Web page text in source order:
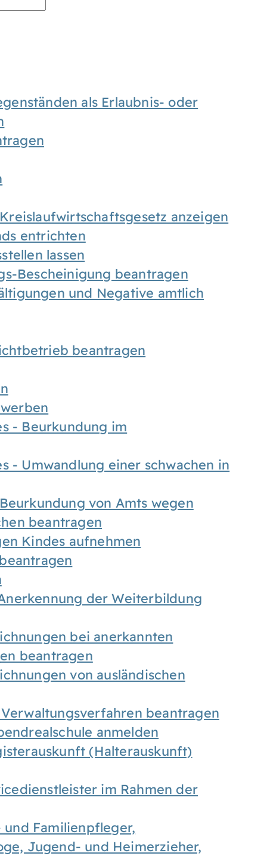
als Erlaubnis- oder
anzeigen
entrichten
lassen
Bescheinigung beantragen
und Negative amtlich
beantragen
- Beurkundung im
- Umwandlung einer schwachen in
von Amts wegen
beantragen
Kindes aufnehmen
der Weiterbildung
bei anerkannten
beantragen
von ausländischen
beantragen
anmelden
(Halterauskunft)
im Rahmen der
Familienpfleger,
Jugend- und Heimerzieher,